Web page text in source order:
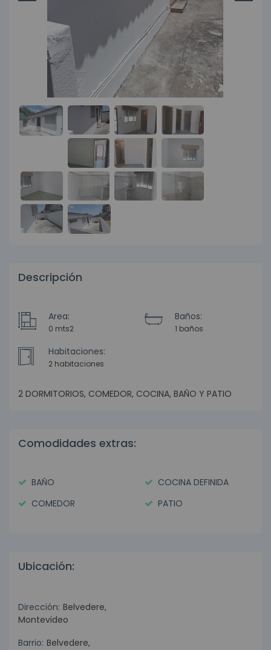
Descripción
Area:
0 mts2
Baños:
1 baños
Habitaciones:
2 habitaciones
2 DORMITORIOS, COMEDOR, COCINA, BAÑO Y PATIO
Comodidades extras:
BAÑO
COCINA DEFINIDA
COMEDOR
PATIO
Ubicación:
Dirección: Belvedere,
Montevideo
Barrio: Belvedere,